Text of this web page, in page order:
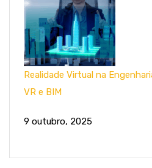
Realidade Virtual na
VR e BIM
9 outubro, 2025